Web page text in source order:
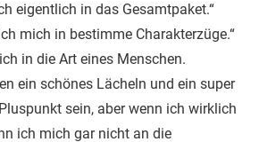
eigentlich in das Gesamtpaket.“
mich in bestimme Charakterzüge.“
in die Art eines Menschen.
ein schönes Lächeln und ein super
sein, aber wenn ich wirklich
ich mich gar nicht an die